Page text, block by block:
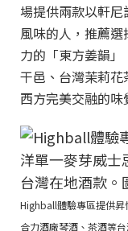
場提供兩款以軒
風味的人，推薦
力的「東方姜韻
干邑、台灣茉莉
西方完美交融的味
Highball體驗專區提供昇
合力酒廠琴酒、茶酒等